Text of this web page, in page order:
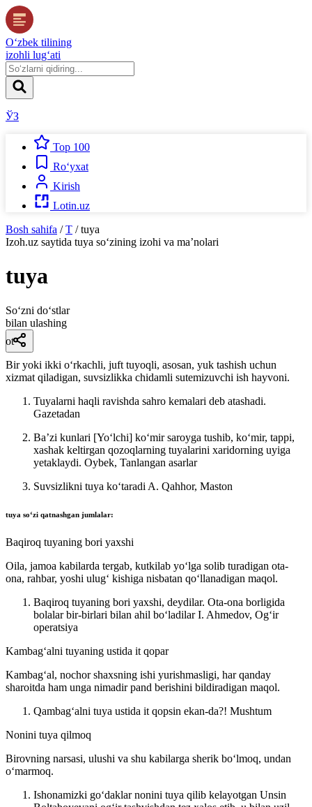
O‘zbek tilining
izohli lug‘ati
ЎЗ
Top 100
Ro‘yxat
Kirish
Lotin.uz
Bosh sahifa / T / tuya
Izoh.uz saytida tuya so‘zining izohi va ma’nolari
tuya
So‘zni do‘stlar
bilan ulashing
ot
Bir yoki ikki oʻrkachli, juft tuyoqli, asosan, yuk tashish uchun
xizmat qiladigan, suvsizlikka chidamli sutemizuvchi ish hayvoni.
Tuyalarni haqli ravishda sahro kemalari deb atashadi.
Gazetadan
Baʼzi kunlari [Yoʻlchi] koʻmir saroyga tushib, koʻmir, tappi,
xashak keltirgan qozoqlarning tuyalarini xaridorning uyiga
yetaklaydi. Oybek, Tanlangan asarlar
Suvsizlikni tuya koʻtaradi A. Qahhor, Maston
tuya soʻzi qatnashgan jumlalar:
Baqiroq tuyaning bori yaxshi
Oila, jamoa kabilarda tergab, kutkilab yoʻlga solib turadigan ota-
ona, rahbar, yoshi ulugʻ kishiga nisbatan qoʻllanadigan maqol.
Baqiroq tuyaning bori yaxshi, deydilar. Ota-ona borligida
bolalar bir-birlari bilan ahil boʻladilarI. Ahmedov, Ogʻir
operatsiya
Kambagʻalni tuyaning ustida it qopar
Kambagʻal, nochor shaxsning ishi yurishmasligi, har qanday
sharoitda ham unga nimadir pand berishini bildiradigan maqol.
Qambagʻalni tuya ustida it qopsin ekan-da?! Mushtum
Nonini tuya qilmoq
Birovning narsasi, ulushi va shu kabilarga sherik boʻlmoq, undan
oʻmarmoq.
Ishonamizki goʻdaklar nonini tuya qilib kelayotgan Unsin